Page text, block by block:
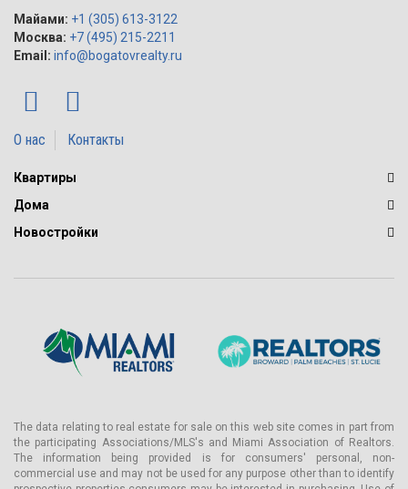
Майами: +1 (305) 613-3122
Москва: +7 (495) 215-2211
Email: info@bogatovrealty.ru
О нас Контакты
Квартиры
Дома
Новостройки
The data relating to real estate for sale on this web site comes in part from
the participating Associations/MLS's and Miami Association of Realtors.
The information being provided is for consumers' personal, non-
commercial use and may not be used for any purpose other than to identify